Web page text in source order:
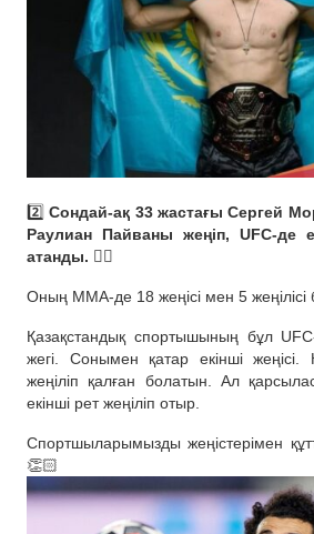
2️⃣Сондай-ақ 33 жастағы Сергей
Раулиан Пайваны жеңіп, UFC-де
атанды. ✊🏻
Оның ММА-де 18 жеңісі мен 5 жеңілісі
Қазақстандық спортышының бұл UFC-
жегі. Сонымен қатар екінші жеңісі.
жеңіліп қалған болатын. Ал
екінші рет жеңіліп отыр.
Спортшыларымызды жеңістерімен
👏🏻